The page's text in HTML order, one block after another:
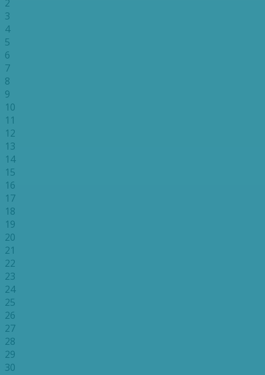
2
3
4
5
6
7
8
9
10
11
12
13
14
15
16
17
18
19
20
21
22
23
24
25
26
27
28
29
30